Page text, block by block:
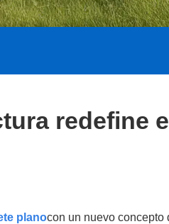
redefine
planocon un nuevo concepto